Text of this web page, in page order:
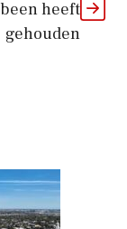
heeft
gehouden